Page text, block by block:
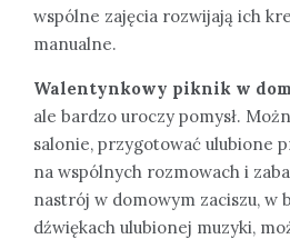
wspólne zajęcia rozwijają ich
manualne.
Walentynkowy piknik w
ale bardzo uroczy pomysł.
salonie, przygotować ulubione
na wspólnych rozmowach i
nastrój w domowym zaciszu, w
dźwiękach ulubionej muzyki,